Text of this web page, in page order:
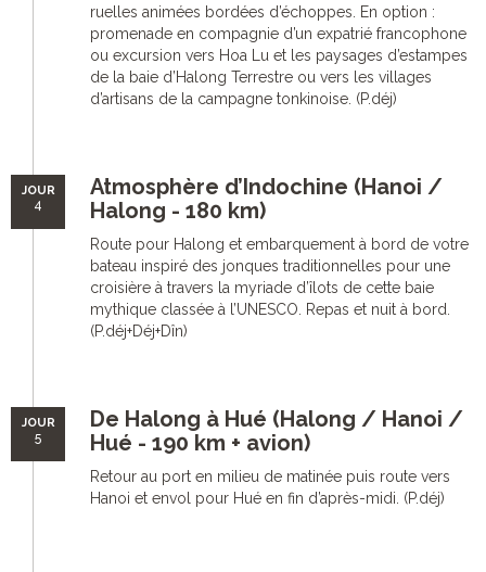
ruelles animées bordées d’échoppes. En option :
promenade en compagnie d’un expatrié francophone
ou excursion vers Hoa Lu et les paysages d’estampes
de la baie d’Halong Terrestre ou vers les villages
d’artisans de la campagne tonkinoise. (P.déj)
JOUR
4
Atmosphère d’Indochine (Hanoi /
Halong - 180 km)
Route pour Halong et embarquement à bord de votre
bateau inspiré des jonques traditionnelles pour une
croisière à travers la myriade d’îlots de cette baie
mythique classée à l’UNESCO. Repas et nuit à bord.
(P.déj+Déj+Dîn)
JOUR
5
De Halong à Hué (Halong / Hanoi /
Hué - 190 km + avion)
Retour au port en milieu de matinée puis route vers
Hanoi et envol pour Hué en fin d’après-midi. (P.déj)